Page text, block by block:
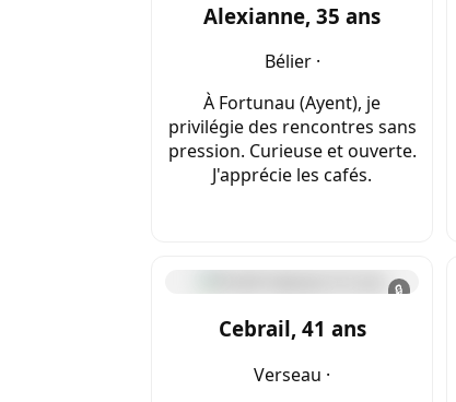
Alexianne, 35 ans
Bélier ·
À Fortunau (Ayent), je
privilégie des rencontres sans
pression. Curieuse et ouverte.
J'apprécie les cafés.
🔒
Cebrail, 41 ans
Verseau ·